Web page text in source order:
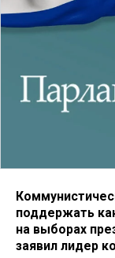
поддержать
на выборах
заявил лидер